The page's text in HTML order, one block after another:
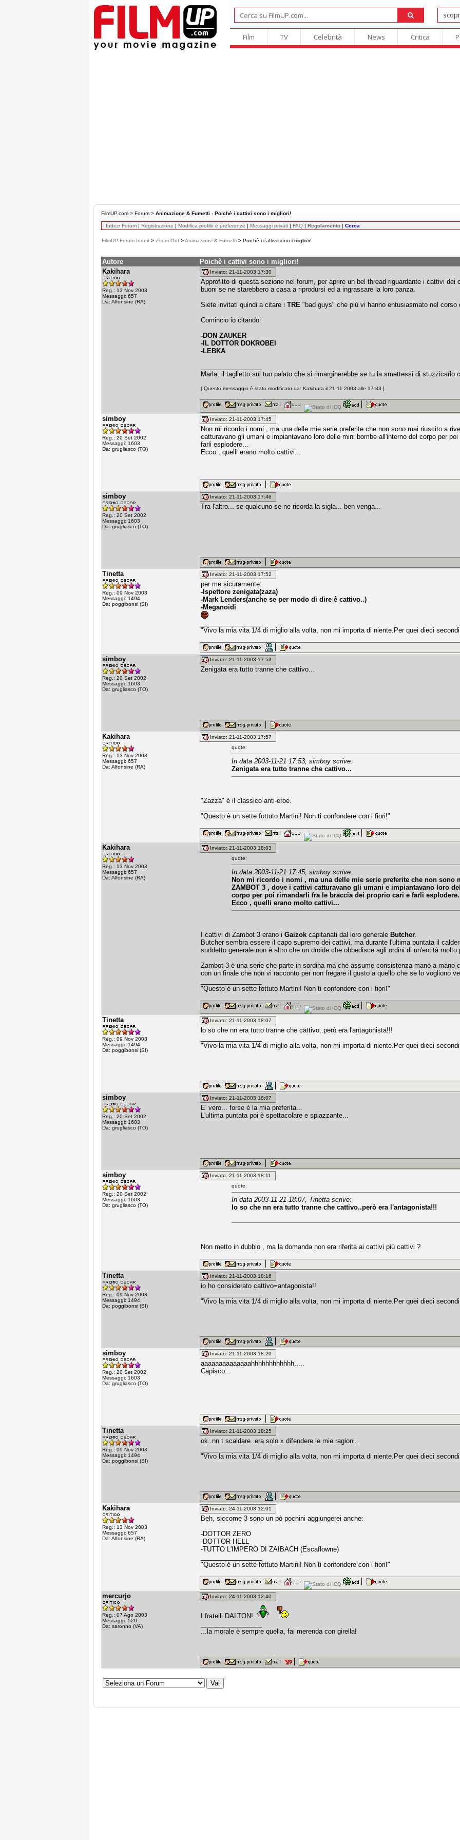
Film TV Celebrità News Critica
FilmUP.com > Forum > Animazione & Fumetti - Poichè i cattivi sono i migliori!
Indice Forum | Registrazione | Modifica profilo e preferenze | Messaggi privati | FAQ | Regolamento | Cerca
FilmUP Forum Index > Zoom Out >Animazione & Fumetti > Poichè i cattivi sono i migliori!
Autore
Poichè i cattivi sono i migliori!
Kakihara
Reg.: 13 Nov 2003
Messaggi: 657
Da: Alfonsine (RA)
Inviato: 21-11-2003 17:30
Approfitto di questa sezione nel forum, per aprire un bel thread riguardante i cattivi
buoni se ne starebbero a casa a riprodursi ed a ingrassare la loro panza.
Siete invitati quindi a citare i TRE "bad guys" che più vi hanno entusiasmato nel corso
Comincio io citando:
-DON ZAUKER
-IL DOTTOR DOKROBEI
-LEBKA
Marla, il taglietto sul tuo palato che si rimarginerebbe se tu la smettessi di stuzzicarlo
[ Questo messaggio è stato modificato da: Kakihara il 21-11-2003 alle 17:33 ]
simboy
Reg.: 20 Set 2002
Messaggi: 1603
Da: grugliasco (TO)
Inviato: 21-11-2003 17:45
Non mi ricordo i nomi , ma una delle mie serie preferite che non sono mai riuscito a
catturavano gli umani e impiantavano loro delle mini bombe all'interno del corpo per
farli esplodere...
Ecco , quelli erano molto cattivi...
simboy
Reg.: 20 Set 2002
Messaggi: 1603
Da: grugliasco (TO)
Inviato: 21-11-2003 17:46
Tra l'altro... se qualcuno se ne ricorda la sigla... ben venga...
Tinetta
Reg.: 09 Nov 2003
Messaggi: 1494
Da: poggibonsi (SI)
Inviato: 21-11-2003 17:52
per me sicuramente:
-Ispettore zenigata(zaza)
-Mark Lenders(anche se per modo di dire è cattivo..)
-Meganoidi
"Vivo la mia vita 1/4 di miglio alla volta, non mi importa di niente.Per quei dieci
simboy
Reg.: 20 Set 2002
Messaggi: 1603
Da: grugliasco (TO)
Inviato: 21-11-2003 17:53
Zenigata era tutto tranne che cattivo...
Kakihara
Reg.: 13 Nov 2003
Messaggi: 657
Da: Alfonsine (RA)
Inviato: 21-11-2003 17:57
quote:
In data 2003-11-21 17:53, simboy scrive:
Zenigata era tutto tranne che cattivo...
"Zazzà" è il classico anti-eroe.
"Questo è un sette fottuto Martini! Non ti confondere con i fiori!"
Kakihara
Reg.: 13 Nov 2003
Messaggi: 657
Da: Alfonsine (RA)
Inviato: 21-11-2003 18:03
quote:
In data 2003-11-21 17:45, simboy scrive:
Non mi ricordo i nomi , ma una delle mie serie preferite che non sono
ZAMBOT 3 , dove i cattivi catturavano gli umani e impiantavano loro
corpo per poi rimandarli fra le braccia dei proprio cari e farli
Ecco , quelli erano molto cattivi...
I cattivi di Zambot 3 erano i Gaizok capitanati dal loro generale Butcher.
Butcher sembra essere il capo supremo dei cattivi, ma durante l'ultima puntata il
suddetto generale non è altro che un droide che obbedisce agli ordini di un'entità
Zambot 3 è una serie che parte in sordina ma che assume consistenza mano a mano
con un finale che non vi racconto per non fregare il gusto a quello che se lo vogliono
"Questo è un sette fottuto Martini! Non ti confondere con i fiori!"
Tinetta
Reg.: 09 Nov 2003
Messaggi: 1494
Da: poggibonsi (SI)
Inviato: 21-11-2003 18:07
lo so che nn era tutto tranne che cattivo..però era l'antagonista!!!
"Vivo la mia vita 1/4 di miglio alla volta, non mi importa di niente.Per quei dieci
simboy
Reg.: 20 Set 2002
Messaggi: 1603
Da: grugliasco (TO)
Inviato: 21-11-2003 18:07
E' vero... forse è la mia preferita...
L'ultima puntata poi è spettacolare e spiazzante...
simboy
Reg.: 20 Set 2002
Messaggi: 1603
Da: grugliasco (TO)
Inviato: 21-11-2003 18:11
quote:
In data 2003-11-21 18:07, Tinetta scrive:
lo so che nn era tutto tranne che cattivo..però era l'antagonista!!!
Non metto in dubbio , ma la domanda non era riferita ai cattivi più cattivi ?
Tinetta
Reg.: 09 Nov 2003
Messaggi: 1494
Da: poggibonsi (SI)
Inviato: 21-11-2003 18:16
io ho considerato cattivo=antagonista!!
"Vivo la mia vita 1/4 di miglio alla volta, non mi importa di niente.Per quei dieci
simboy
Reg.: 20 Set 2002
Messaggi: 1603
Da: grugliasco (TO)
Inviato: 21-11-2003 18:20
aaaaaaaaaaaaaahhhhhhhhhhhh.....
Capisco...
Tinetta
Reg.: 09 Nov 2003
Messaggi: 1494
Da: poggibonsi (SI)
Inviato: 21-11-2003 18:25
ok..nn t scaldare..era solo x difendere le mie ragioni..
"Vivo la mia vita 1/4 di miglio alla volta, non mi importa di niente.Per quei dieci
Kakihara
Reg.: 13 Nov 2003
Messaggi: 657
Da: Alfonsine (RA)
Inviato: 24-11-2003 12:01
Beh, siccome 3 sono un pò pochini aggiungerei anche:
-DOTTOR ZERO
-DOTTOR HELL
-TUTTO L'IMPERO DI ZAIBACH (Escaflowne)
"Questo è un sette fottuto Martini! Non ti confondere con i fiori!"
mercurjo
Reg.: 07 Ago 2003
Messaggi: 520
Da: saronno (VA)
Inviato: 24-11-2003 12:40
I fratelli DALTON!
...la morale è sempre quella, fai merenda con girella!